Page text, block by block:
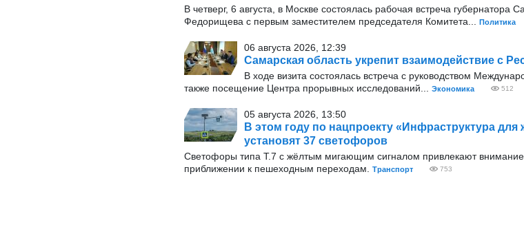
В четверг, 6 августа, в Москве состоялась рабочая встреча губернатора
Федорищева с первым заместителем председателя Комитета...
Политика
06 августа 2026, 12:39
Самарская область укрепит взаимодействие с
В ходе визита состоялась встреча с руководством
также посещение Центра прорывных исследований...
Экономика 512
05 августа 2026, 13:50
В этом году по нацпроекту «Инфраструктура
установят 37 светофоров
Светофоры типа Т.7 с жёлтым мигающим сигналом привлекают
приближении к пешеходным переходам.
Транспорт 753